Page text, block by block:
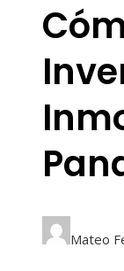
Mateo